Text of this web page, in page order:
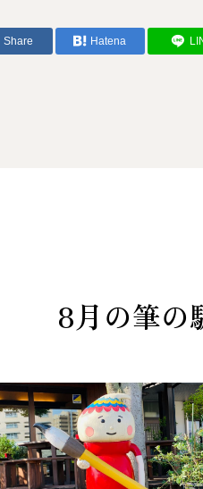
Share Hatena
8月の筆の